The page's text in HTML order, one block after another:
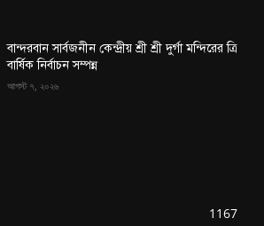
বান্দরবান সার্বজনীন কেন্দ্রীয় শ্রী শ্রী দুর্গা মন্দিরের ত্রি
বার্ষিক নির্বাচন সম্পন্ন
আগস্ট ৭, ২০২৬
1167